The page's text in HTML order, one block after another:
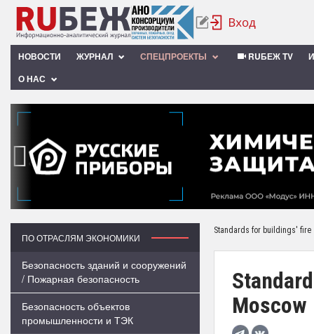
НОВОСТИ ЖУРНАЛ СПЕЦПРОЕКТЫ RUБЕЖ TV
О НАС
‹
ПО ОТРАСЛЯМ ЭКОНОМИКИ
Безопасность зданий и сооружений
/ Пожарная безопасность
Безопасность объектов
промышленности и ТЭК
Standards for buildings' fire
Moscow